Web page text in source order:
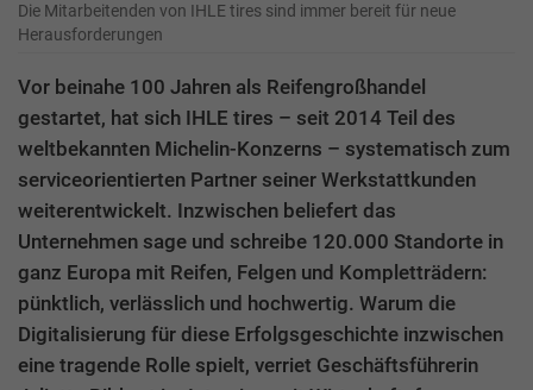
Die Mitarbeitenden von IHLE tires sind immer bereit für neue
Herausforderungen
Vor beinahe 100 Jahren als Reifengroßhandel
gestartet, hat sich IHLE tires – seit 2014 Teil des
weltbekannten Michelin-Konzerns – systematisch zum
serviceorientierten Partner seiner Werkstattkunden
weiterentwickelt. Inzwischen beliefert das
Unternehmen sage und schreibe 120.000 Standorte in
ganz Europa mit Reifen, Felgen und Kompletträdern:
pünktlich, verlässlich und hochwertig. Warum die
Digitalisierung für diese Erfolgsgeschichte inzwischen
eine tragende Rolle spielt, verriet Geschäftsführerin